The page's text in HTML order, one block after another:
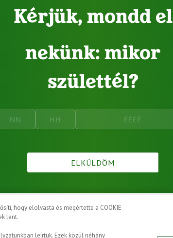
Kérjük, mondd el
nekünk: mikor
születtél?
ELKÜLDÖM
hogy elolvasta és megértette a COOKIE
lent.
leírtuk. Ezek közül néhány